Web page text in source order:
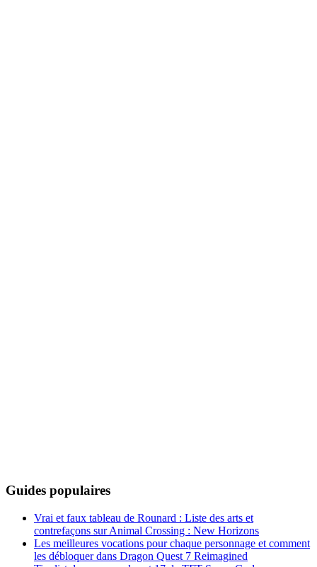
Guides populaires
Vrai et faux tableau de Rounard : Liste des arts et
contrefaçons sur Animal Crossing : New Horizons
Les meilleures vocations pour chaque personnage et comment
les débloquer dans Dragon Quest 7 Reimagined